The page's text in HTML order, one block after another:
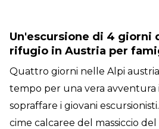
Un'escursione di 4 giorni
rifugio in Austria per
Quattro giorni nelle Alpi
tempo per una vera avventura
sopraffare i giovani
cime calcaree del massiccio